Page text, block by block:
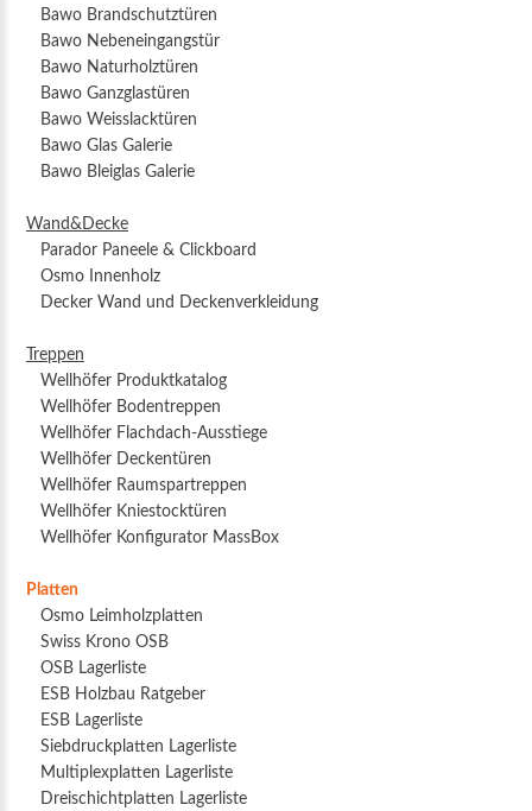
Bawo Brandschutztüren
Bawo Nebeneingangstür
Bawo Naturholztüren
Bawo Ganzglastüren
Bawo Weisslacktüren
Bawo Glas Galerie
Bawo Bleiglas Galerie
Wand&Decke
Parador Paneele & Clickboard
Osmo Innenholz
Decker Wand und Deckenverkleidung
Treppen
Wellhöfer Produktkatalog
Wellhöfer Bodentreppen
Wellhöfer Flachdach-Ausstiege
Wellhöfer Deckentüren
Wellhöfer Raumspartreppen
Wellhöfer Kniestocktüren
Wellhöfer Konfigurator MassBox
Platten
Osmo Leimholzplatten
Swiss Krono OSB
OSB Lagerliste
ESB Holzbau Ratgeber
ESB Lagerliste
Siebdruckplatten Lagerliste
Multiplexplatten Lagerliste
Dreischichtplatten Lagerliste